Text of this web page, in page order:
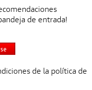
de entrada!
de la política de